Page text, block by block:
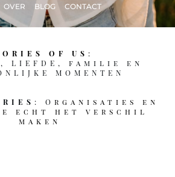
OVER BLOG CONTACT
OF US :
LIEFDE, familie en
MOMENTEN
: O rganisaties en
echt het verschil
maken